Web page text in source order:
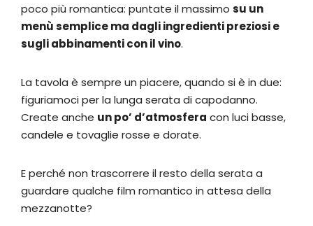
poco più romantica: puntate il massimo su un
menù semplice ma dagli ingredienti preziosi e
sugli abbinamenti con il vino.
La tavola è sempre un piacere, quando si è in due:
figuriamoci per la lunga serata di capodanno.
Create anche un po’ d’atmosfera con luci basse,
candele e tovaglie rosse e dorate.
E perché non trascorrere il resto della serata a
guardare qualche film romantico in attesa della
mezzanotte?